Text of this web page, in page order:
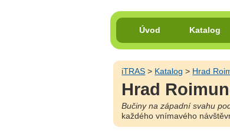
Úvod Katalog
iTRAS > Katalog > Hrad
Hrad
Bučiny na západní svahu
každého vnímavého